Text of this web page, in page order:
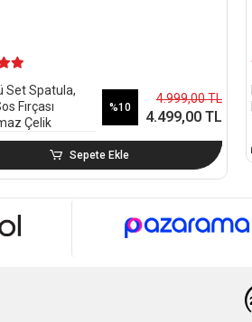
Set Spatula,
Fırçası
Çelik
%10
4.999,00 TL
4.499,00 TL
Sepete Ekle